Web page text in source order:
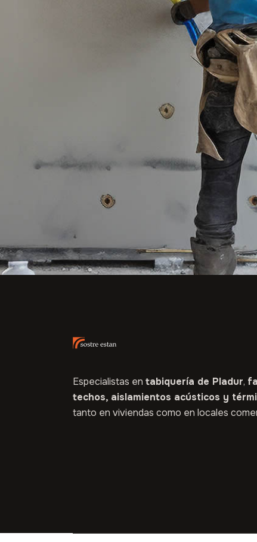
Especialistas en tabiquería de Pladur,
techos, aislamientos acústicos y
tanto en viviendas como en locales